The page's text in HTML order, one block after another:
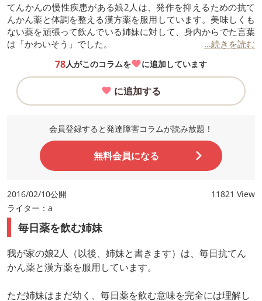
てんかんの慢性疾患がある娘2人は、発作を抑えるための抗て
んかん薬と体調を整える漢方薬を服用しています。美味しくも
ない薬を頑張って飲んでいる姉妹に対して、身内からでた言葉
は「かわいそう」でした。
...続きを読む
78人がこのコラムを に追加しています
に追加する
会員登録すると発達障害コラムが読み放題！
無料会員になる
2016/02/10公開
11821 View
ライター：a
毎日薬を飲む姉妹
我が家の娘2人（以後、姉妹と書きます）は、毎日抗てん
かん薬と漢方薬を服用しています。
ただ姉妹はまだ幼く、毎日薬を飲む意味を完全には理解し